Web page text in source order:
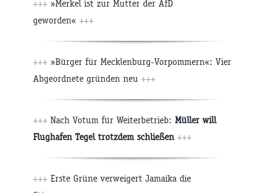
+++ »Merkel ist zur Mutter der AfD
geworden« +++
+++ »Bürger für Mecklenburg-Vorpommern«: Vier
Abgeordnete gründen neu +++
+++ Nach Votum für Weiterbetrieb: Müller will
Flughafen Tegel trotzdem schließen +++
+++ Erste Grüne verweigert Jamaika die